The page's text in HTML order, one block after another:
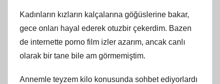
Kadınların kızların kalçalarına göğüslerine bakar,
gece onları hayal ederek otuzbir çekerdim. Bazen
de internette porno film izler azarım, ancak canlı
olarak bir tane bile am görmemiştim.
Annemle teyzem kilo konusunda sohbet ediyorlardı